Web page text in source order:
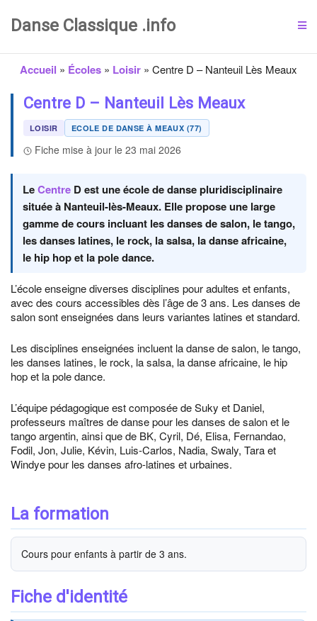
Danse Classique .info
Accueil » Écoles » Loisir » Centre D – Nanteuil Lès Meaux
Centre D – Nanteuil Lès Meaux
LOISIR ECOLE DE DANSE À MEAUX (77)
Fiche mise à jour le 23 mai 2026
LeCentre D est une école de danse pluridisciplinaire
située à Nanteuil-lès-Meaux. Elle propose une large
gamme de cours incluant les danses de salon, le tango,
les danses latines, le rock, la salsa, la danse africaine,
le hip hop et la pole dance.
L’école enseigne diverses disciplines pour adultes et enfants,
avec des cours accessibles dès l’âge de 3 ans. Les danses de
salon sont enseignées dans leurs variantes latines et standard.
Les disciplines enseignées incluent la danse de salon, le tango,
les danses latines, le rock, la salsa, la danse africaine, le hip
hop et la pole dance.
L’équipe pédagogique est composée de Suky et Daniel,
professeurs maîtres de danse pour les danses de salon et le
tango argentin, ainsi que de BK, Cyril, Dé, Elisa, Fernandao,
Fodil, Jon, Julie, Kévin, Luis-Carlos, Nadia, Swaly, Tara et
Windye pour les danses afro-latines et urbaines.
La formation
Cours pour enfants à partir de 3 ans.
Fiche d'identité